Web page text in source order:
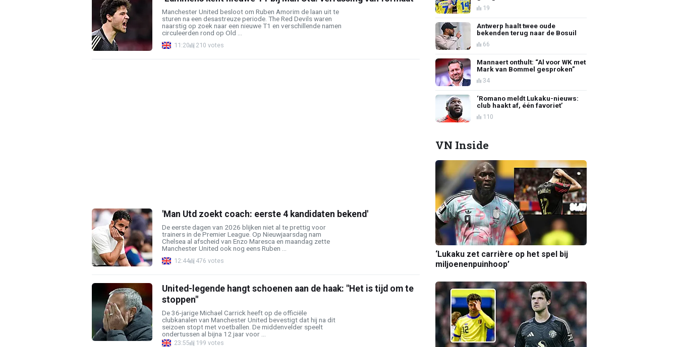
Manchester United besloot om Ruben Amorim de laan uit te
sturen na een desastreuze periode. The Red Devils waren
naarstig op zoek naar een nieuwe T1 en verschillende namen
circuleerden rond op Old ...
11:20 210 votes
'Man Utd zoekt coach: eerste 4 kandidaten bekend'
De eerste dagen van 2026 blijken niet al te prettig voor
trainers in de Premier League. Op Nieuwjaarsdag nam
Chelsea al afscheid van Enzo Maresca en maandag zette
Manchester United ook nog eens Ruben ...
12:44 476 votes
United-legende hangt schoenen aan de haak: "Het is tijd om te
stoppen"
De 36-jarige Michael Carrick heeft op de officiële
clubkanalen van Manchester United bevestigt dat hij na dit
seizoen stopt met voetballen. De middenvelder speelt
ondertussen al bijna 12 jaar voor ...
23:55 199 votes
19
Antwerp haalt twee oude
bekenden terug naar de Bosuil
66
Mannaert onthult: “Al voor WK met
Mark van Bommel gesproken”
34
‘Romano meldt Lukaku-nieuws:
club haakt af, één favoriet’
110
VN Inside
‘Lukaku zet carrière op het spel bij
miljoenenpuinhoop’